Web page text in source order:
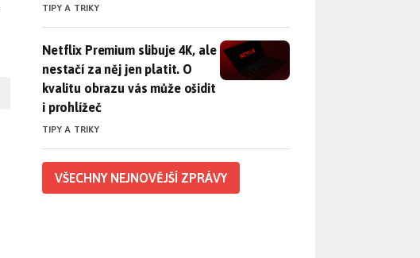
TIPY A TRIKY
Netflix Premium slibuje 4K, ale nestačí za něj jen platit. O
Netflix Premium slibuje 4K, ale
nestačí za něj jen platit. O
kvalitu obrazu vás může ošidit
i prohlížeč
TIPY A TRIKY
VŠECHNY NEJNOVĚJŠÍ ZPRÁVY